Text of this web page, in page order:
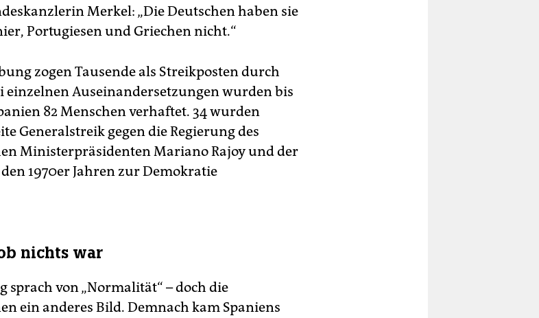
Merkel: „Die Deutschen haben sie
Portugiesen und Griechen nicht.“
zogen Tausende als Streikposten durch
einzelnen Auseinandersetzungen wurden bis
82 Menschen verhaftet. 34 wurden
Generalstreik gegen die Regierung des
Ministerpräsidenten Mariano Rajoy und der
1970er Jahren zur Demokratie
nichts war
sprach von „Normalität“ – doch die
ein anderes Bild. Demnach kam Spaniens